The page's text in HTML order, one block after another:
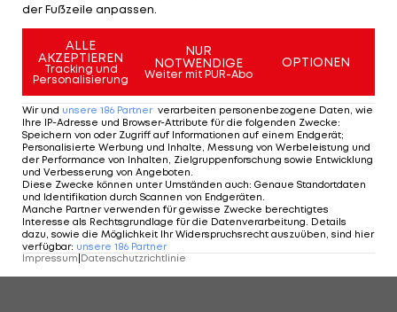
im November 2018. Als bestes nationales Ergebnis
erreichte die Rußbacherin bei den
Österreichischen Meisterschaften in Saalbach
2019 den dritten Platz im Slalom. Ihr bestes
Weltcupresultat erzielte Dygruber mit einem 23.
Platz im Slalom von Zagreb im Jänner 2019.
Der legendäre Durchmarsch des FC
Wacker Tirol I #Zwarakonferenz History
Zwarakonferenz
Am Stammtisch
Christopher Knett
Stammtisch
der Fußzeile anpassen.
ALLE
AKZEPTIEREN
Tracking und
Personalisierung
NUR
NOTWENDIGE
Weiter mit PUR-Abo
OPTIONEN
Wir und unsere 186 Partner verarbeiten personenbezogene Daten, wie
Ihre IP-Adresse und Browser-Attribute für die folgenden Zwecke:
Speichern von oder Zugriff auf Informationen auf einem Endgerät;
Personalisierte Werbung und Inhalte, Messung von Werbeleistung und
der Performance von Inhalten, Zielgruppenforschung sowie Entwicklung
und Verbesserung von Angeboten.
Diese Zwecke können unter Umständen auch: Genaue Standortdaten
und Identifikation durch Scannen von Endgeräten.
Manche Partner verwenden für gewisse Zwecke berechtigtes
Interesse als Rechtsgrundlage für die Datenverarbeitung. Details
dazu, sowie die Möglichkeit Ihr Widerspruchsrecht auszuüben, sind hier
verfügbar: unsere 186 Partner
Impressum Datenschutzrichtlinie